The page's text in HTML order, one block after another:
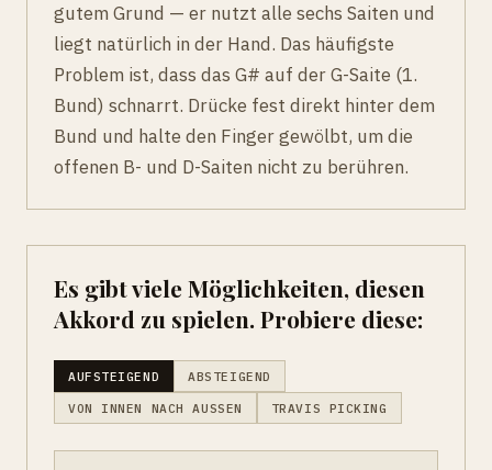
gutem Grund — er nutzt alle sechs Saiten und
liegt natürlich in der Hand. Das häufigste
Problem ist, dass das G# auf der G-Saite (1.
Bund) schnarrt. Drücke fest direkt hinter dem
Bund und halte den Finger gewölbt, um die
offenen B- und D-Saiten nicht zu berühren.
Es gibt viele Möglichkeiten, diesen
Akkord zu spielen. Probiere diese:
AUFSTEIGEND ABSTEIGEND
VON INNEN NACH AUSSEN TRAVIS PICKING